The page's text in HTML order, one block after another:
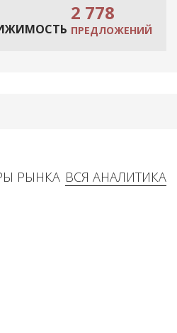
2 778
ПРЕДЛОЖЕНИЙ
ВСЯ АНАЛИТИКА
РЫНКА